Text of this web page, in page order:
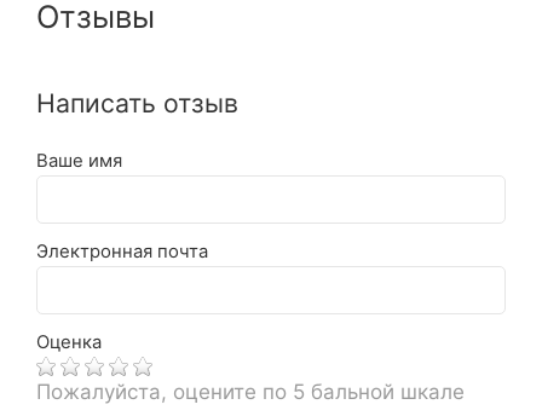
Отзывы
Написать отзыв
Ваше имя
Электронная почта
Оценка
Пожалуйста, оцените по 5 бальной шкале